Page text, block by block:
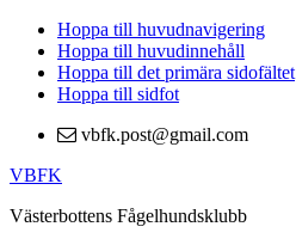
Hoppa till huvudnavigering
Hoppa till huvudinnehåll
Hoppa till det primära sidofältet
Hoppa till sidfot
vbfk.post@gmail.com
VBFK
Västerbottens Fågelhundsklubb